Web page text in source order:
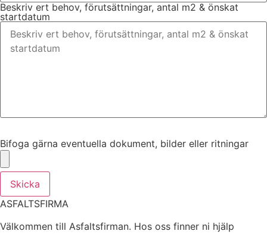
Beskriv ert behov, förutsättningar, antal m2 & önskat
startdatum
Bifoga gärna eventuella dokument, bilder eller ritningar
Skicka
ASFALTSFIRMA
Välkommen till Asfaltsfirman. Hos oss finner ni hjälp